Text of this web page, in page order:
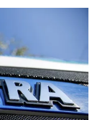
an.